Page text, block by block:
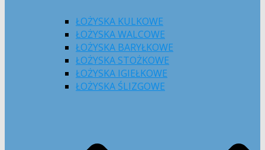
ŁOŻYSKA KULKOWE
ŁOŻYSKA WALCOWE
ŁOŻYSKA BARYŁKOWE
ŁOŻYSKA STOŻKOWE
ŁOŻYSKA IGIEŁKOWE
ŁOŻYSKA ŚLIZGOWE